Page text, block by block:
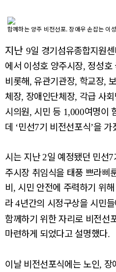
함께하는 양주 비전선포. 장애우 손잡는 이
지난 9일 경기섬유종합지원
에서 이성호 양주시장, 정성호
비롯해, 유관기관장, 학교장,
체장, 장애인단체장, 각급 사
시의원, 시민 등 1,000여명이
데 ‘민선7기 비전선포식’을 가
시는 지난2일 예정됐던 민선7
주시장 취임식을 태풍 쁘라삐
비, 시민 안전에 주력하기 위
라4년간의 시정구상을 시민
함께하기 위한 자리로 비전선
마련하게 되었다고 설명했다.
이날 비전선포식에는 노인, 장